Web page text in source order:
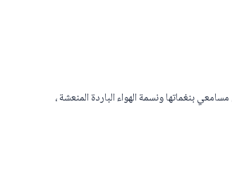
بنغماتها ونسمة الهواء الباردة المنعشة ،